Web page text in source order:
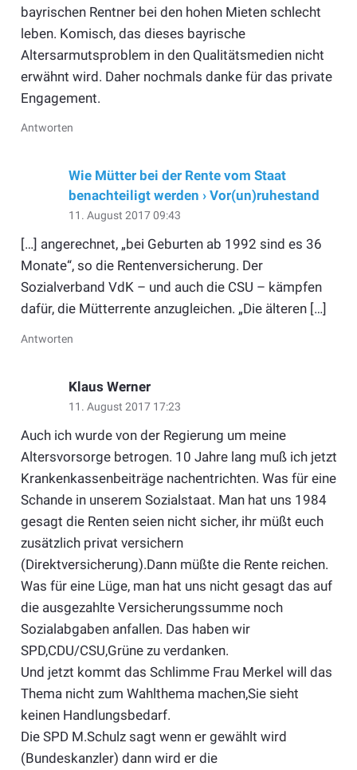
bayrischen Rentner bei den hohen Mieten schlecht
leben. Komisch, das dieses bayrische
Altersarmutsproblem in den Qualitätsmedien nicht
erwähnt wird. Daher nochmals danke für das private
Engagement.
Antworten
Wie Mütter bei der Rente vom Staat
benachteiligt werden › Vor(un)ruhestand
11. August 2017 09:43
[…] angerechnet, „bei Geburten ab 1992 sind es 36
Monate“, so die Rentenversicherung. Der
Sozialverband VdK – und auch die CSU – kämpfen
dafür, die Mütterrente anzugleichen. „Die älteren […]
Antworten
Klaus Werner
11. August 2017 17:23
Auch ich wurde von der Regierung um meine
Altersvorsorge betrogen. 10 Jahre lang muß ich jetzt
Krankenkassenbeiträge nachentrichten. Was für eine
Schande in unserem Sozialstaat. Man hat uns 1984
gesagt die Renten seien nicht sicher, ihr müßt euch
zusätzlich privat versichern
(Direktversicherung).Dann müßte die Rente reichen.
Was für eine Lüge, man hat uns nicht gesagt das auf
die ausgezahlte Versicherungssumme noch
Sozialabgaben anfallen. Das haben wir
SPD,CDU/CSU,Grüne zu verdanken.
Und jetzt kommt das Schlimme Frau Merkel will das
Thema nicht zum Wahlthema machen,Sie sieht
keinen Handlungsbedarf.
Die SPD M.Schulz sagt wenn er gewählt wird
(Bundeskanzler) dann wird er die